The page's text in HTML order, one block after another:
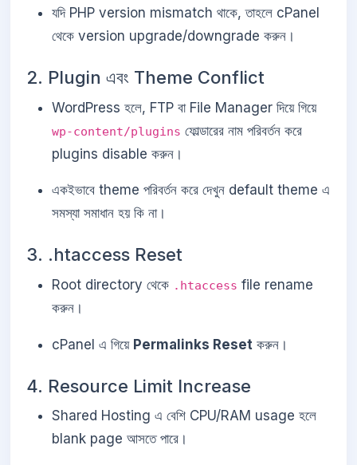
যদি PHP version mismatch থাকে, তাহলে cPanel
থেকে version upgrade/downgrade করুন।
2. Plugin এবং Theme Conflict
WordPress হলে, FTP বা File Manager দিয়ে গিয়ে
wp-content/plugins ফোল্ডারের নাম পরিবর্তন করে
plugins disable করুন।
একইভাবে theme পরিবর্তন করে দেখুন default theme এ
সমস্যা সমাধান হয় কি না।
3. .htaccess Reset
Root directory থেকে .htaccess file rename
করুন।
cPanel এ গিয়ে Permalinks Reset করুন।
4. Resource Limit Increase
Shared Hosting এ বেশি CPU/RAM usage হলে
blank page আসতে পারে।